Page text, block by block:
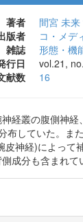
著者 間宮 未来
版者
コ・メデ
雑誌
形態・機
行日
vol.21,
献数
16
経叢の腹側神
布していた。ま
皮神経)によって
成分も含まれ